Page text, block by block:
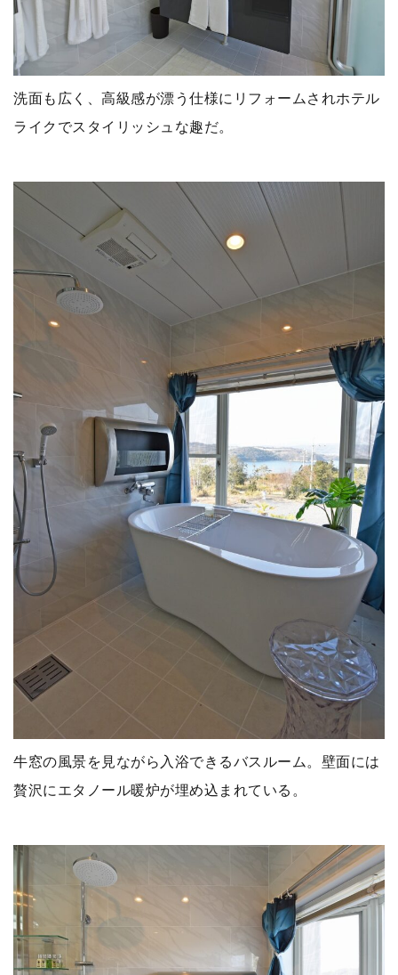
洗面も広く、高級感が漂う仕様にリフォームされホテル
ライクでスタイリッシュな趣だ。
牛窓の風景を見ながら入浴できるバスルーム。壁面には
贅沢にエタノール暖炉が埋め込まれている。